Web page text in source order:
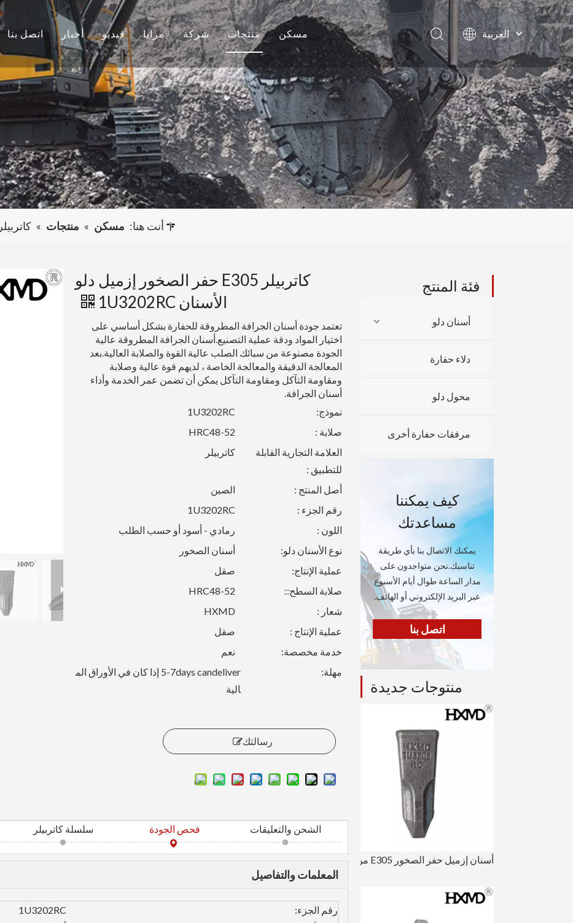
اتصل بنا أخبار
أخبار الشركة
المشاريع
فيديو مزايا
بحث وتطوير
إنتاج
خدمة
شركة
معلومات عنا
ثقافة
التعليمات
منتجات
دلو الأسنان
دلو حفارة
محول دلو الأسنان
مرفقات حفارة أخرى
مسكن
العربية
English
Français
Pусский
Español
Português
أنت هنا: مسكن » منتجات » كاتربيلر E305 حفر الصخور إزميل دلو الأسنان 1U3202RC
كاتربيلر E305 حفر الصخور إزميل دلو
الأسنان 1U3202RC
تعتمد جودة أسنان الجرافة المطروقة للحفارة بشكل أساسي على
اختيار المواد ودقة عملية التصنيع.أسنان الجرافة المطروقة عالية
الجودة مصنوعة من سبائك الصلب عالية القوة والصلابة العالية.بعد
المعالجة الدقيقة والمعالجة الخاصة ، لديهم قوة عالية وصلابة
ومقاومة التآكل ومقاومة التآكل يمكن أن تضمن عمر الخدمة وأداء
أسنان الجرافة.
نموذج:
1U3202RC
صلابة :
HRC48-52
العلامة التجارية القابلة
للتطبيق :
كاتربيلر
أصل المنتج :
الصين
رقم الجزء :
1U3202RC
اللون :
رمادي - أسود أو حسب الطلب
نوع الأسنان دلو:
أسنان الصخور
عملية الإنتاج:
صقل
صلابة السطح::
HRC48-52
شعار :
HXMD
عملية الإنتاج :
صقل
خدمة مخصصة:
نعم
مهلة:
5-7days candeliver إذا كان في الأوراق الم
الية
رسالتك
سلسلة كاتربيلر فحص الجودة الشحن والتعليقات
المعلمات والتفاصيل
رقم الجزء:
1U3202RC
فئة المنتج
أسنان دلو
دلاء حفارة
محول دلو
مرفقات حفارة أخرى
كيف يمكننا
مساعدتك
يمكنك الاتصال بنا بأي طريقة
تناسبك.نحن متواجدون على
مدار الساعة طوال أيام الأسبوع
عبر البريد الإلكتروني أو الهاتف.
اتصل بنا
منتوجات جديدة